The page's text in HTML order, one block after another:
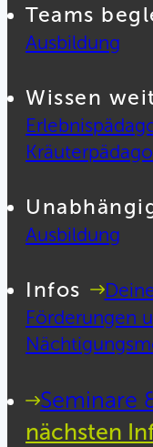
Teams
Ausbildung
Wissen
Ausbildung
Infos
Förderungen
Seminare
nächsten